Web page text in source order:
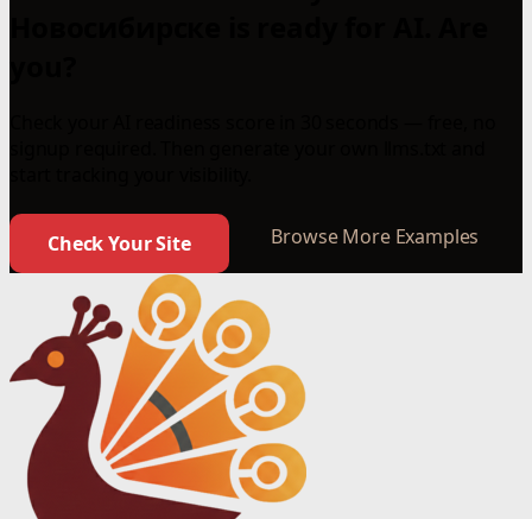
Check Your Site Browse More Examples